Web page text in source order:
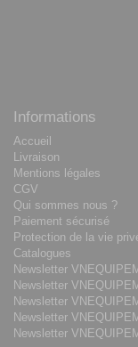
Informations
Accueil
Livraison
Mentions légales
CGV
Qui sommes nous ?
Paiement sécurisé
Protection de la vie
Catalogues
Newsletter
Newsletter
Newsletter
Newsletter
Newsletter